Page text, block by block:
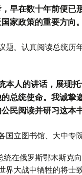
早在数十年前便已
家政策的重要方向
题。认真阅读总统历
本人的讲话，展现
总统使命。我诚挚
民阅读并研习这本
立图书馆、大中专
统在俄罗斯鄂木斯克
大战中牺牲的将士